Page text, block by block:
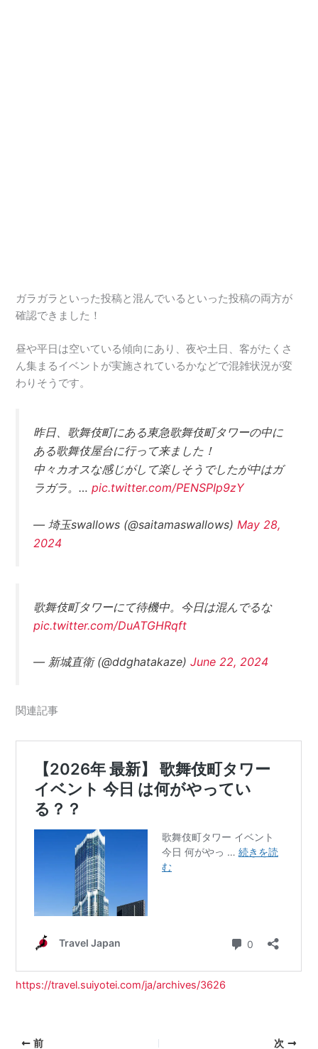
ガラガラといった投稿と混んでいるといった投稿の両方が
確認できました！
昼や平日は空いている傾向にあり、夜や土日、客がたくさ
ん集まるイベントが実施されているかなどで混雑状況が変
わりそうです。
昨日、歌舞伎町にある東急歌舞伎町タワーの中に
ある歌舞伎屋台に行って来ました！
中々カオスな感じがして楽しそうでしたが中はガ
ラガラ。…pic.twitter.com/PENSPIp9zY
— 埼玉swallows (@saitamaswallows) May 28,
2024
歌舞伎町タワーにて待機中。今日は混んでるな
pic.twitter.com/DuATGHRqft
— 新城直衛 (@ddghatakaze)June 22, 2024
関連記事
https://travel.suiyotei.com/ja/archives/3626
前 次